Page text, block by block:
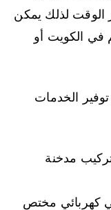
الوقت لذلك يمكن
في الكويت أو
الخدمات
مدخنة
كهربائي مختص